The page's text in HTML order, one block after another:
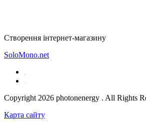
Створення інтернет-магазину
SoloMono.net
Copyright 2026 photonenergy . All Rights
Карта сайту